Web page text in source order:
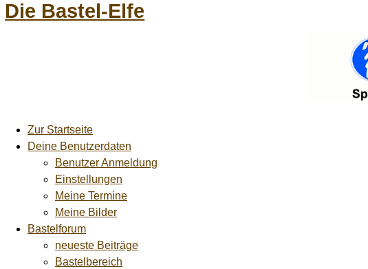
Die Bastel-Elfe
Zur Startseite
Deine Benutzerdaten
Benutzer Anmeldung
Einstellungen
Meine Termine
Meine Bilder
Bastelforum
neueste Beiträge
Bastelbereich